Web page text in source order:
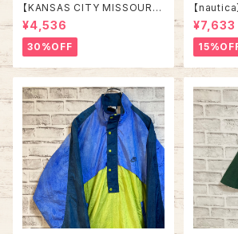
【KANSAS CITY MISSOURI】
L/S Sweat/Trainer XXL 90s
スウェット トレーナー 教育団体
カンザスシティ ミズーリ州 USA
規格 アメリカ USA 古着
¥4,536
30%OFF
【
相当 90s
ティカ 切
ト 刺繍
ター アメ
¥7,633